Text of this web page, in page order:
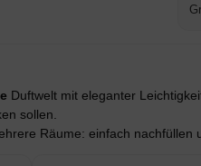
Duftwelt mit eleganter
sollen.
Räume: einfach nachfüllen